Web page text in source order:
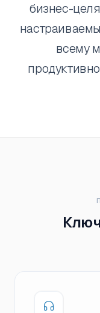
бизнес-
всему